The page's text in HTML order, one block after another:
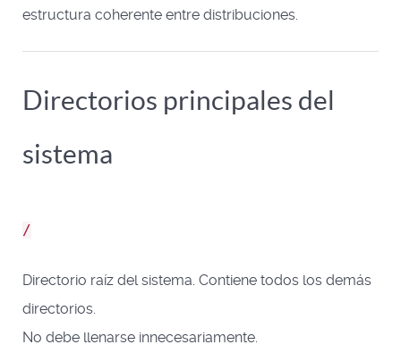
estructura coherente entre distribuciones.
Directorios principales del
sistema
/
Directorio raíz del sistema. Contiene todos los demás
directorios.
No debe llenarse innecesariamente.